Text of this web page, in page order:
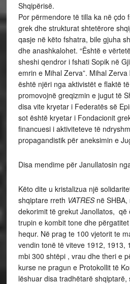
Shqipërisë.
Por përmendore të tilla ka në çdo
grek dhe strukturat shtetërore
qasje në këto fshatra, bile gjuha
dhe anashkalohet. “Është e
sheshi qendror i fshati Sopik në
emrin e Mihal Zerva”. Mihal
është njëri nga aktivistët e flaktë
promovojnë greqizmin e jugut të
disa vite kryetar i Federatës së
sot është kryetar i Fondacionit
financuesi i aktiviteteve të
propagandistik për aneksimin e
Disa mendime për Janullatosin
Këto dite u kristalizua një
shqiptare rreth VATRES në
dekorimit të grekut Janollatos, që
trupin e kombit tone dhe
hequr. Në prag te 100 vjetorit te
vendin tonë të viteve 1912, 1913,
mbi 300 shtëpi , vrau dhe theri e
kurse ne pragun e Protokollit të
lëshuar disa tradhëtarë shqiptarë,